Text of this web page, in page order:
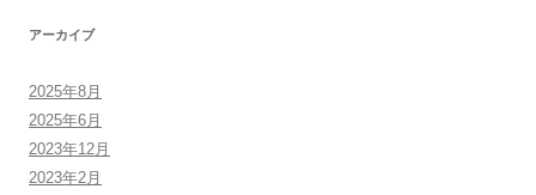
アーカイブ
2025年8月
2025年6月
2023年12月
2023年2月